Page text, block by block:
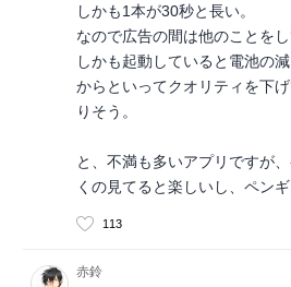
しかも1本が30秒と長い。
なので広告の間は他のことをし
しかも起動していると電池の
からといってクオリティを下
りそう。
と、不満も多いアプリですが
くの見てると楽しいし、ペン
113
赤鈴